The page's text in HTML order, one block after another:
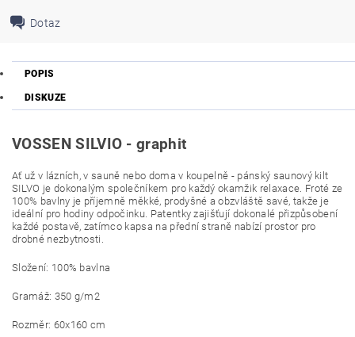
Dotaz
POPIS
DISKUZE
VOSSEN SILVIO - graphit
Ať už v lázních, v sauně nebo doma v koupelně - pánský saunový kilt
SILVO je dokonalým společníkem pro každý okamžik relaxace. Froté ze
100% bavlny je příjemně měkké, prodyšné a obzvláště savé, takže je
ideální pro hodiny odpočinku. Patentky zajišťují dokonalé přizpůsobení
každé postavě, zatímco kapsa na přední straně nabízí prostor pro
drobné nezbytnosti.
Složení: 100% bavlna
Gramáž: 350 g/m2
Rozměr: 60x160 cm